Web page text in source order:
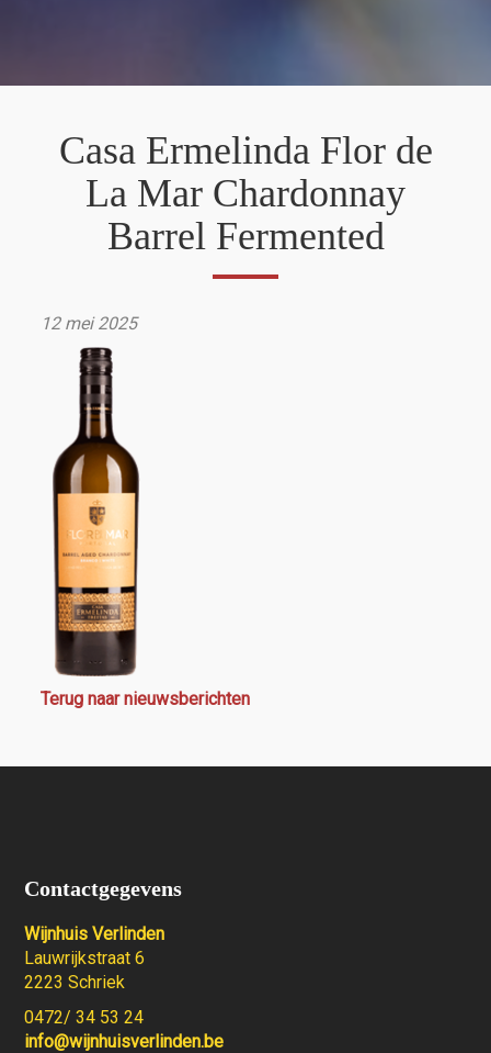
Casa Ermelinda Flor de
La Mar Chardonnay
Barrel Fermented
12 mei 2025
Terug naar nieuwsberichten
Contactgegevens
Wijnhuis Verlinden
Lauwrijkstraat 6
2223 Schriek
0472/ 34 53 24
info@wijnhuisverlinden.be